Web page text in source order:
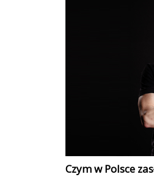
Czym w Polsce